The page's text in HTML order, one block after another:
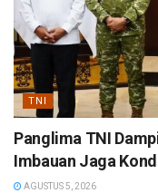
TNI
Panglima TNI
Imbauan Jaga
AGUSTUS 5, 2026